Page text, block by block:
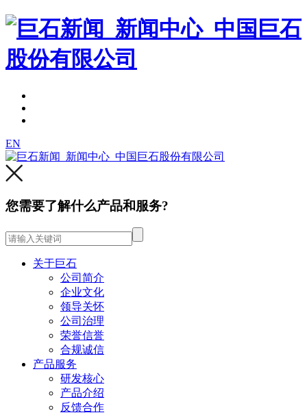
EN
您需要了解什么产品和服务?
关于巨石
公司简介
企业文化
领导关怀
公司治理
荣誉信誉
合规诚信
产品服务
研发核心
产品介绍
反馈合作